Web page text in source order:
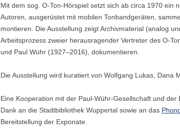
Mit dem sog. O-Ton-Hörspiel setzt sich ab circa 1970 ein
Autoren, ausgerüstet mit mobilen Tonbandgeräten,
montieren. Die Ausstellung zeigt Archivmaterial (analog
Arbeitsprozess zweier herausragender Vertreter des O-
und Paul Wühr (1927–2016), dokumentieren.
Die Ausstellung wird kuratiert von Wolfgang Lukas, Dana
Eine Kooperation mit der Paul-Wühr-Gesellschaft und
Dank an die Stadtbibliothek Wuppertal sowie an das
Bereitstellung der Exponate.